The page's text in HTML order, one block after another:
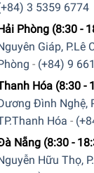
3 5359 6774
Hải Phòng (8:30 -
Giáp, P.Lê
- (+84) 9
Hóa (8:30 -
Đình Nghệ,
Hóa -
Nẵng (8:30 -
Hữu Thọ,